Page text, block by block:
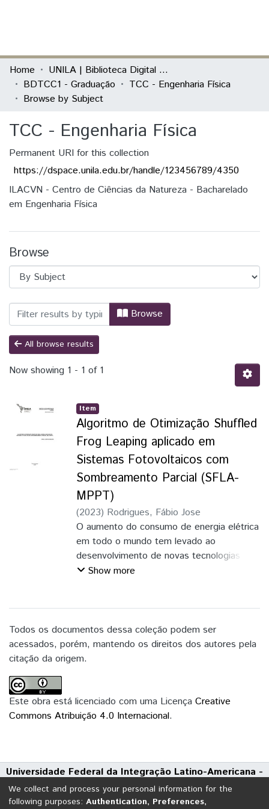
Communities & Collections
All of DSpace
Home
UNILA | Biblioteca Digital de Trabalhos de Conclusão de Curso
BDTCC1 - Graduação
TCC - Engenharia Física
Browse by Subject
TCC - Engenharia Física
Permanent URI for this collection
https://dspace.unila.edu.br/handle/123456789/4350
ILACVN - Centro de Ciências da Natureza - Bacharelado
em Engenharia Física
Browse
Browsing TCC - Engenharia Física by
Browse
All browse results
Now showing 1 - 1 of 1
Item
Algoritmo de Otimização Shuffled
Frog Leaping aplicado em
Sistemas Fotovoltaicos com
Sombreamento Parcial (SFLA-
MPPT)
(2023) Rodrigues, Fábio Jose
O aumento do consumo de energia elétrica
em todo o mundo tem levado ao
desenvolvimento de novas tecnologias
para a redução de emissões de poluentes
e a busca por fontes de energia
alternativas têm impulsionado a geração de
energia elétrica por fontes renováveis,
de performance e a resolução de
problemas clássicos, como a perda de
utilizado comercialmente, pode falhar ao
tentar localizar o ponto de operação de um
arranjo de painéis solares. Visto isso foi foi
Show more
Todos os documentos dessa coleção podem ser
acessados, porém, mantendo os direitos dos autores pela
citação da origem.
Este obra está licenciado com uma Licença Creative
Commons Atribuição 4.0 Internacional.
Universidade Federal da Integração Latino-Americana -
UNILA
Avenida Tarquínio Joslin dos Santos, 1000 - Polo Universitário
We collect and process your personal information for the
following purposes: Authentication, Preferences,